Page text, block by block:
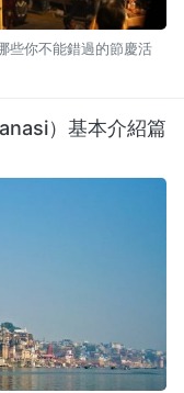
些你不能錯過的節慶活
）基本介紹篇